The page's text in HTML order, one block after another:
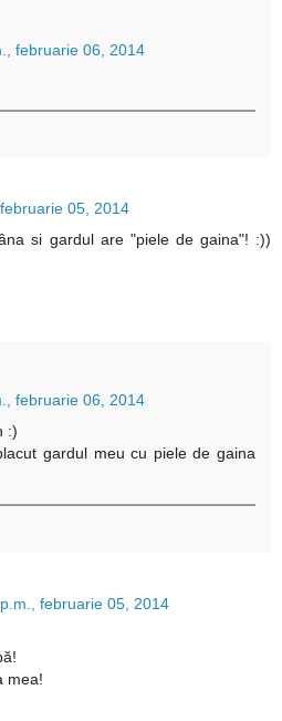
februarie 06, 2014
05, 2014
si gardul are "piele de gaina"! :))
februarie 06, 2014
:)
gardul meu cu piele de gaina
februarie 05, 2014
mea!